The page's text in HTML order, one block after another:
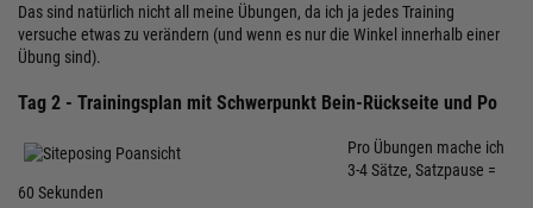
Das sind natürlich nicht all meine Übungen, da ich ja jedes Training
versuche etwas zu verändern (und wenn es nur die Winkel innerhalb einer
Übung sind).
Tag 2 - Trainingsplan mit Schwerpunkt Bein-Rückseite und Po
Pro Übungen mache ich
3-4 Sätze, Satzpause =
60 Sekunden